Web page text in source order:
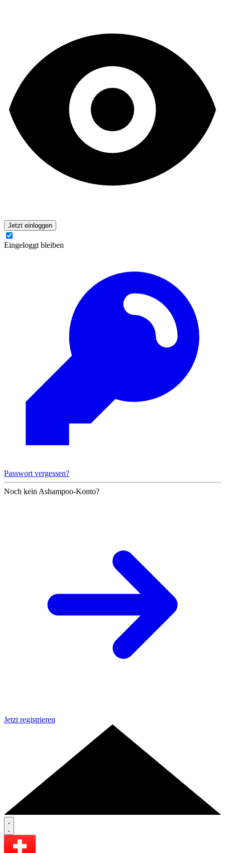
Jetzt einloggen
Eingeloggt bleiben
Passwort vergessen?
Noch kein Ashampoo-Konto?
Jetzt registrieren